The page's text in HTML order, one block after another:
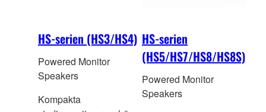
HS-serien (HS3/HS4)
Powered Monitor
Speakers
Kompakta
HS-serien
(HS5/HS7/HS8/HS8S)
Powered Monitor
Speakers